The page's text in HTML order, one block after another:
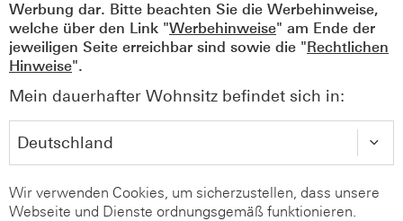
Werbung dar. Bitte beachten Sie die Werbehinweise,
welche über den Link "Werbehinweise" am Ende der
jeweiligen Seite erreichbar sind sowie die "Rechtlichen
Hinweise".
Mein dauerhafter Wohnsitz befindet sich in:
Wir verwenden Cookies, um sicherzustellen, dass unsere
Webseite und Dienste ordnungsgemäß funktionieren.